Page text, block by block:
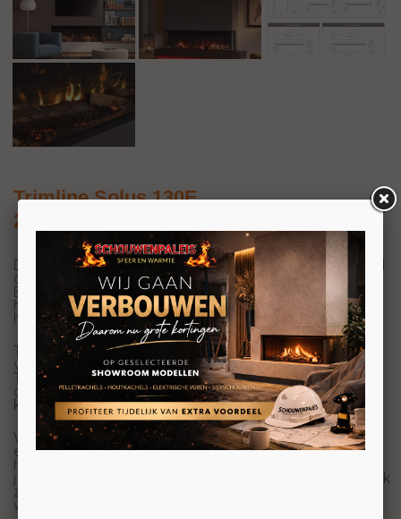
Trimline Solus 130E
2-zijdige elektrische sfeerhaard
Deze Trimline 130E Solus hoekhaard is de perfecte haard
om een sfeervol interieur te creëren.
Bekijk de dansende vlammen van twee kanten. Deze
haard past bijna overal in je huis, het enige wat je nodig
hebt is een mooie opstelplek en genieten maar!
Trimline Solus geeft u ook warmte. De haarden zijn
voorzien van 2 warmte standen, 900W en 1800W.
Trimline Solus heeft naast de 2 warmte standen ook een
cool-air stand. Het is geen airco maar de haard kan ook
koele lucht blazen.
Wat is het perfecte zicht voor uw Trimline Solus 100E
elektrische haard, vooraanzicht, panoramisch of in een
hoek? Met de elektrische haarden van Trimline Fires hoef
je geen compromissen te sluiten, want je kunt kiezen welk
zicht je wilt door 1 of beide zijkanten te verwijderen,
waardoor de zijruitjes zichtbaar worden.